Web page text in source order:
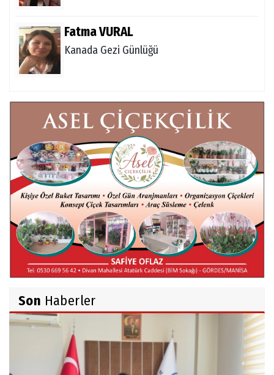
Fatma VURAL
Kanada Gezi Günlüğü
Mert AKAR
Röportaj Serisi-46: Konuk =Prof.Dr.Hakan
Atalay (Psikanaliz)
Hüseyin TUNÇAY
Gökçeada Gezimiz-IV
İsmail AYBEY
Belma Sebil'i Tanıyor Musunuz?
Ahmet İNCE
Beyaz Gömlekli Adam!
Prof.Dr.Ayşe İLKER
Son Haberler